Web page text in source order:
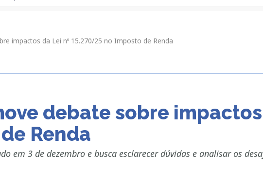
impactos da Lei nº 15.270/25 no Imposto de Renda
debate sobre
Renda
em 3 de dezembro e busca esclarecer dúvidas e analisar os